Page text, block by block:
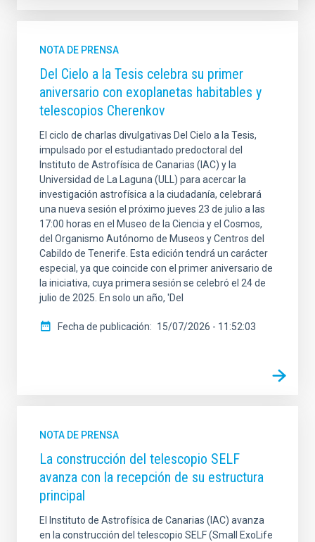
NOTA DE PRENSA
Del Cielo a la Tesis celebra su primer
aniversario con exoplanetas habitables y
telescopios Cherenkov
El ciclo de charlas divulgativas Del Cielo a la Tesis,
impulsado por el estudiantado predoctoral del
Instituto de Astrofísica de Canarias (IAC) y la
Universidad de La Laguna (ULL) para acercar la
investigación astrofísica a la ciudadanía, celebrará
una nueva sesión el próximo jueves 23 de julio a las
17:00 horas en el Museo de la Ciencia y el Cosmos,
del Organismo Autónomo de Museos y Centros del
Cabildo de Tenerife. Esta edición tendrá un carácter
especial, ya que coincide con el primer aniversario de
la iniciativa, cuya primera sesión se celebró el 24 de
julio de 2025. En solo un año, 'Del
Fecha de publicación 15/07/2026 - 11:52:03
NOTA DE PRENSA
La construcción del telescopio SELF
avanza con la recepción de su estructura
principal
El Instituto de Astrofísica de Canarias (IAC) avanza
en la construcción del telescopio SELF (Small ExoLife